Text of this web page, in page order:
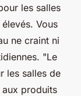
les salles
Vous
ne craint ni
"Le
les salles de
produits